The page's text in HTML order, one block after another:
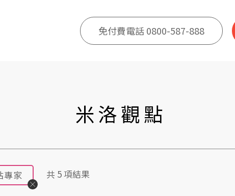
免付費電話 0800-587-888
米洛觀點
專家 共 5項結果